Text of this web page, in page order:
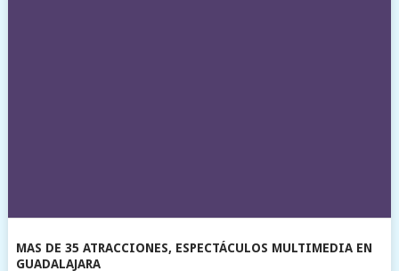
MAS DE 35 ATRACCIONES, ESPECTÁCULOS MULTIMEDIA EN
GUADALAJARA